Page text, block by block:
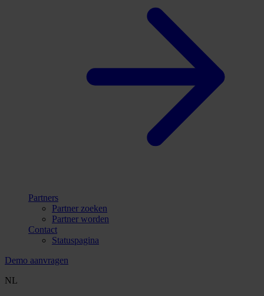
Partners
Partner zoeken
Partner worden
Contact
Statuspagina
Demo aanvragen
NL